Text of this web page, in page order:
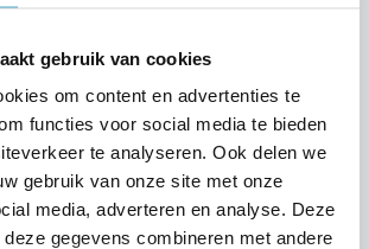
gebruik van cookies
om content en advertenties te
functies voor social media te bieden
te analyseren. Ook delen we
gebruik van onze site met onze
media, adverteren en analyse. Deze
gegevens combineren met andere
pour la
votre carport ?
la forme et la couleur de votre
question importante vous attend :
? Lepolycarbonate massifest
le matériau le plus solide et le plus
sur le marché pour les toitures de
outre, trois options intéressantes :